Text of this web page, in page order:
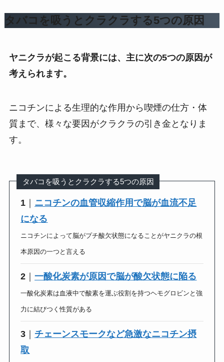
タバコを吸うとクラクラする5つの原因
ヤニクラが起こる背景には、主に次の5つの原因が
考えられます。
ニコチンによる生理的な作用から喫煙の仕方・体
質まで、様々な要因がクラクラの引き金となりま
す。
タバコを吸うとクラクラする5つの原因
1 ｜ ニコチンの血管収縮作用で脳が血流不足
になる
ニコチンによって脳がプチ酸欠状態になることがヤニクラの根
本原因の一つと言える
2 ｜一酸化炭素が原因で脳が酸欠状態に陥る
一酸化炭素は血液中で酸素を運ぶ役割を持つヘモグロビンと強
力に結びつく性質がある
3 ｜ チェーンスモークなど急激なニコチン摂
取